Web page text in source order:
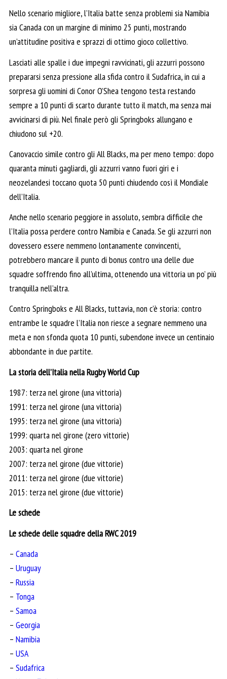
Nello scenario migliore, l’Italia batte senza problemi sia Namibia
sia Canada con un margine di minimo 25 punti, mostrando
un’attitudine positiva e sprazzi di ottimo gioco collettivo.
Lasciati alle spalle i due impegni ravvicinati, gli azzurri possono
prepararsi senza pressione alla sfida contro il Sudafrica, in cui a
sorpresa gli uomini di Conor O’Shea tengono testa restando
sempre a 10 punti di scarto durante tutto il match, ma senza mai
avvicinarsi di più. Nel finale però gli Springboks allungano e
chiudono sul +20.
Canovaccio simile contro gli All Blacks, ma per meno tempo: dopo
quaranta minuti gagliardi, gli azzurri vanno fuori giri e i
neozelandesi toccano quota 50 punti chiudendo così il Mondiale
dell’Italia.
Anche nello scenario peggiore in assoluto, sembra difficile che
l’Italia possa perdere contro Namibia e Canada. Se gli azzurri non
dovessero essere nemmeno lontanamente convincenti,
potrebbero mancare il punto di bonus contro una delle due
squadre soffrendo fino all’ultima, ottenendo una vittoria un po’ più
tranquilla nell’altra.
Contro Springboks e All Blacks, tuttavia, non c’è storia: contro
entrambe le squadre l’Italia non riesce a segnare nemmeno una
meta e non sfonda quota 10 punti, subendone invece un centinaio
abbondante in due partite.
La storia dell’Italia nella Rugby World Cup
1987: terza nel girone (una vittoria)
1991: terza nel girone (una vittoria)
1995: terza nel girone (una vittoria)
1999: quarta nel girone (zero vittorie)
2003: quarta nel girone
2007: terza nel girone (due vittorie)
2011: terza nel girone (due vittorie)
2015: terza nel girone (due vittorie)
Le schede
Le schede delle squadre della RWC 2019
– Canada
– Uruguay
– Russia
– Tonga
– Samoa
– Georgia
– Namibia
– USA
– Sudafrica